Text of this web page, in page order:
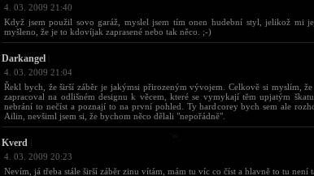
4. 03. 2009 21:40
Když jsem použil sovo garáž, myslel jsem tím onen hudební styl, jelikož mi
myšleno, že je to kdovíjak zaprasené nebo tak něco. ;-)
Darkangel
4. 03. 2009 21:04
Řekl bych, že širší záběr je jakýmsi přirozeným vývojem. Celkově si myslím,
zapracoval na odlišném designu k věcem, které se vymykají těm upjatým
nebrání to nečíst a poznají to na první pohled. Ty hardcorey bych sem ale
Ailin, nevšiml jsem si, že bychom něco dělali "nepořádně".
Kverd
4. 03. 2009 20:23
Nevím, já třeba stále širší záběr zinu vítám, mám tu víc co číst a hlavně to tu není